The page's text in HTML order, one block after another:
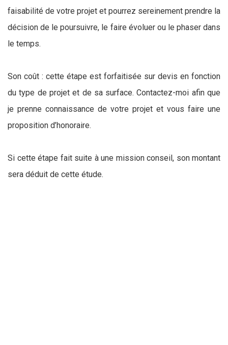
faisabilité de votre projet et pourrez sereinement prendre la
décision de le poursuivre, le faire évoluer ou le phaser dans
le temps.
Son coût : cette étape est forfaitisée sur devis en fonction
du type de projet et de sa surface. Contactez-moi afin que
je prenne connaissance de votre projet et vous faire une
proposition d’honoraire.
Si cette étape fait suite à une mission conseil, son montant
sera déduit de cette étude.